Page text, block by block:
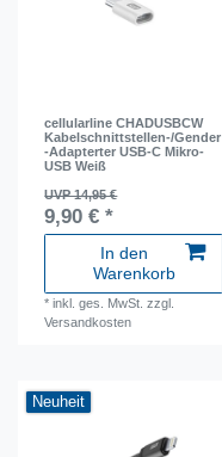
cellularline CHADUSBCW
Kabelschnittstellen-/Gender
-Adapterter USB-C Mikro-
USB Weiß
UVP 14,95 €
9,90 € *
In den
Warenkorb
*inkl. ges. MwSt. zzgl.
Versandkosten
Neuheit